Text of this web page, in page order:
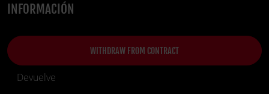
INFORMACIÓN
WITHDRAW FROM CONTRACT
Devuelve